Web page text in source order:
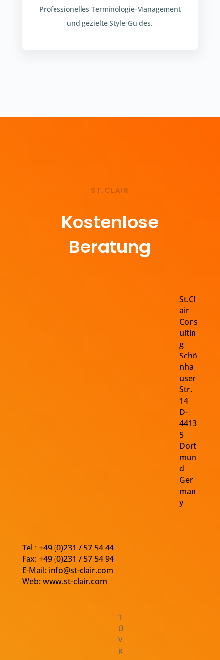
Professionelles Terminologie-Management
und gezielte Style-Guides.
ST.CLAIR
Kostenlose
Beratung
St.Cl
air
Cons
ultin
g
Schö
nha
user
Str.
14
D-
4413
5
Dort
mun
d
Ger
man
y
Tel.: +49 (0)231 / 57 54 44
Fax: +49 (0)231 / 57 54 94
E-Mail: info@st-clair.com
Web:www.st-clair.com
T
Ü
V
R